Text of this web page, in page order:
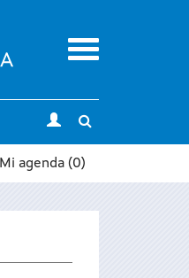
Menu
search
Mi agenda (0)